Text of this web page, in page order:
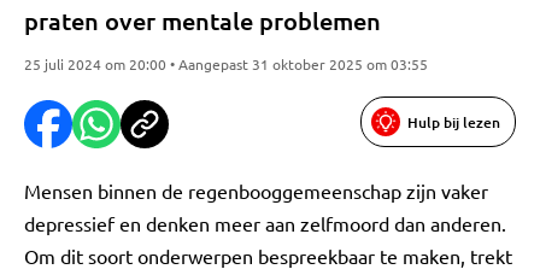
praten over mentale problemen
25 juli 2024 om 20:00 • Aangepast 31 oktober 2025 om 03:55
Hulp bij lezen
Mensen binnen de regenbooggemeenschap zijn vaker
depressief en denken meer aan zelfmoord dan anderen.
Om dit soort onderwerpen bespreekbaar te maken, trekt